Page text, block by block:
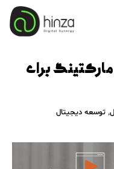
مارکتینگ برای
, توسعه دیجیتال